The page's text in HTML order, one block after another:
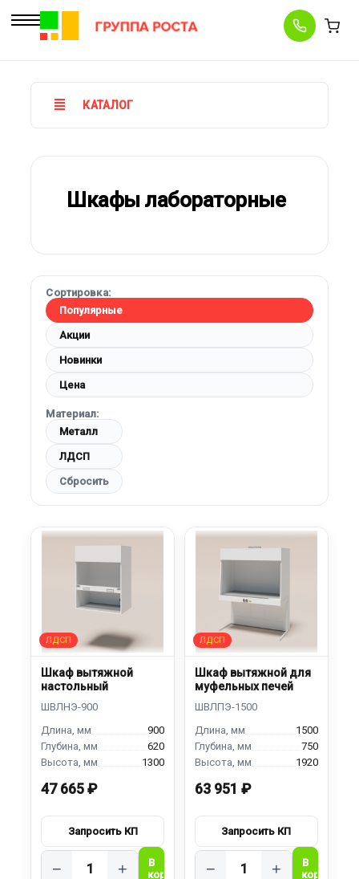
КАТАЛОГ
Шкафы лабораторные
Сортировка:
Популярные
Акции
Новинки
Цена
Материал:
Металл
ЛДСП
Сбросить
Шкаф вытяжной
настольный
900
620
1300
47 665 ₽
− +
Шкаф вытяжной для
муфельных печей
1500
750
1920
63 951 ₽
− +